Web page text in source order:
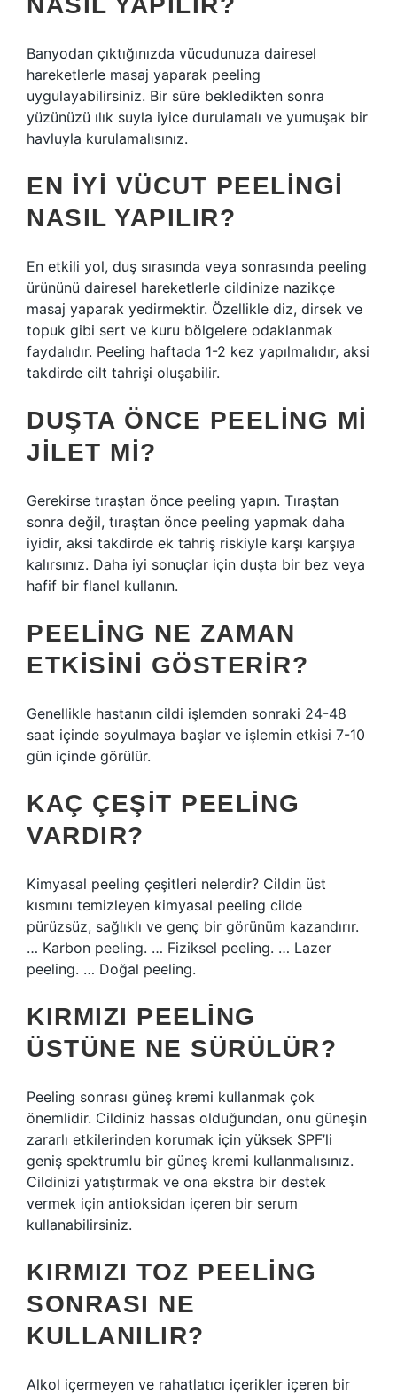
Banyodan çıktığınızda vücudunuza dairesel
hareketlerle masaj yaparak peeling
uygulayabilirsiniz. Bir süre bekledikten sonra
yüzünüzü ılık suyla iyice durulamalı ve yumuşak bir
havluyla kurulamalısınız.
EN IYI VÜCUT PEELINGI
NASIL YAPILIR?
En etkili yol, duş sırasında veya sonrasında peeling
ürününü dairesel hareketlerle cildinize nazikçe
masaj yaparak yedirmektir. Özellikle diz, dirsek ve
topuk gibi sert ve kuru bölgelere odaklanmak
faydalıdır. Peeling haftada 1-2 kez yapılmalıdır, aksi
takdirde cilt tahrişi oluşabilir.
DUŞTA ÖNCE PEELING MI
JILET MI?
Gerekirse tıraştan önce peeling yapın. Tıraştan
sonra değil, tıraştan önce peeling yapmak daha
iyidir, aksi takdirde ek tahriş riskiyle karşı karşıya
kalırsınız. Daha iyi sonuçlar için duşta bir bez veya
hafif bir flanel kullanın.
PEELING NE ZAMAN
ETKISINI GÖSTERIR?
Genellikle hastanın cildi işlemden sonraki 24-48
saat içinde soyulmaya başlar ve işlemin etkisi 7-10
gün içinde görülür.
KAÇ ÇEŞIT PEELING
VARDIR?
Kimyasal peeling çeşitleri nelerdir? Cildin üst
kısmını temizleyen kimyasal peeling cilde
pürüzsüz, sağlıklı ve genç bir görünüm kazandırır.
… Karbon peeling. … Fiziksel peeling. … Lazer
peeling. … Doğal peeling.
KIRMIZI PEELING
ÜSTÜNE NE SÜRÜLÜR?
Peeling sonrası güneş kremi kullanmak çok
önemlidir. Cildiniz hassas olduğundan, onu güneşin
zararlı etkilerinden korumak için yüksek SPF’li
geniş spektrumlu bir güneş kremi kullanmalısınız.
Cildinizi yatıştırmak ve ona ekstra bir destek
vermek için antioksidan içeren bir serum
kullanabilirsiniz.
KIRMIZI TOZ PEELING
SONRASI NE
KULLANILIR?
Alkol içermeyen ve rahatlatıcı içerikler içeren bir